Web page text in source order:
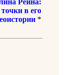
Рейна:
в его
*